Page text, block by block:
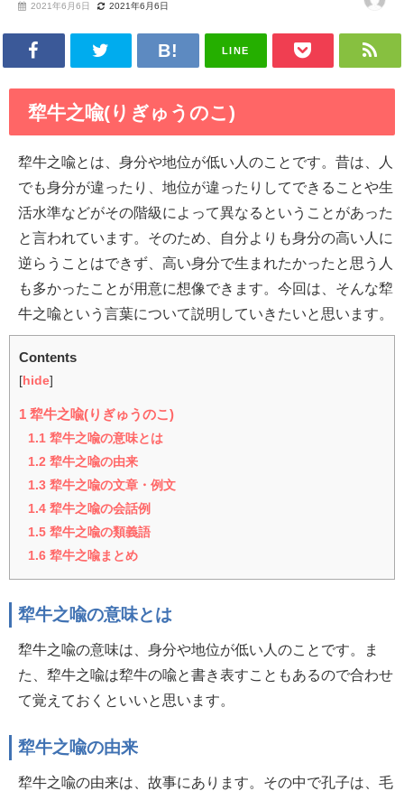
2021年6月6日 2021年6月6日
LINE
犂牛之喩(りぎゅうのこ)
犂牛之喩とは、身分や地位が低い人のことです。昔は、人
でも身分が違ったり、地位が違ったりしてできることや生
活水準などがその階級によって異なるということがあった
と言われています。そのため、自分よりも身分の高い人に
逆らうことはできず、高い身分で生まれたかったと思う人
も多かったことが用意に想像できます。今回は、そんな犂
牛之喩という言葉について説明していきたいと思います。
Contents
[ hide]
1 犂牛之喩(りぎゅうのこ)
1.1 犂牛之喩の意味とは
1.2 犂牛之喩の由来
1.3 犂牛之喩の文章・例文
1.4 犂牛之喩の会話例
1.5 犂牛之喩の類義語
1.6 犂牛之喩まとめ
犂牛之喩の意味とは
犂牛之喩の意味は、身分や地位が低い人のことです。ま
た、犂牛之喩は犂牛の喩と書き表すこともあるので合わせ
て覚えておくといいと思います。
犂牛之喩の由来
犂牛之喩の由来は、故事にあります。その中で孔子は、毛